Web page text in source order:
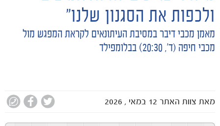
חדשות
ולכפות את הסגנון שלנו"
מאמן מכבי דיבר במסיבת העיתונאים לקראת המפגש מול
מכבי חיפה (ד', 20:30) בבלומפילד
מאת צוות האתר 12 במאי , 2026